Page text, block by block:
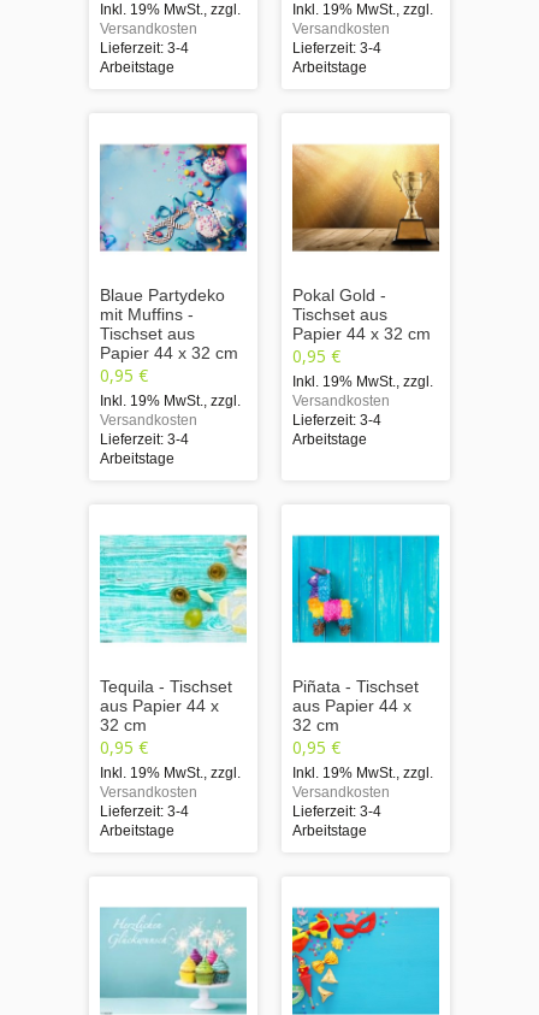
Inkl. 19% MwSt., zzgl.
Versandkosten
Lieferzeit: 3-4
Arbeitstage
Inkl. 19% MwSt., zzgl.
Versandkosten
Lieferzeit: 3-4
Arbeitstage
Blaue Partydeko
mit Muffins -
Tischset aus
Papier 44 x 32 cm
0,95 €
Inkl. 19% MwSt., zzgl.
Versandkosten
Lieferzeit: 3-4
Arbeitstage
Pokal Gold -
Tischset aus
Papier 44 x 32 cm
0,95 €
Inkl. 19% MwSt., zzgl.
Versandkosten
Lieferzeit: 3-4
Arbeitstage
Tequila - Tischset
aus Papier 44 x
32 cm
0,95 €
Inkl. 19% MwSt., zzgl.
Versandkosten
Lieferzeit: 3-4
Arbeitstage
Piñata - Tischset
aus Papier 44 x
32 cm
0,95 €
Inkl. 19% MwSt., zzgl.
Versandkosten
Lieferzeit: 3-4
Arbeitstage